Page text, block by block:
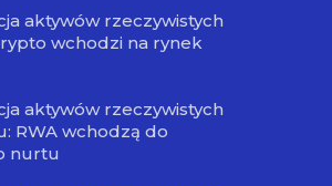
aktywów rzeczywistych
wchodzi na rynek
aktywów rzeczywistych
RWA wchodzą do
nurtu